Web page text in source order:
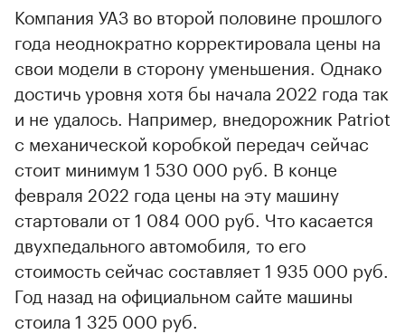
Компания УАЗ во второй половине прошлого
года неоднократно корректировала цены на
свои модели в сторону уменьшения. Однако
достичь уровня хотя бы начала 2022 года так
и не удалось. Например, внедорожник Patriot
с механической коробкой передач сейчас
стоит минимум 1 530 000 руб. В конце
февраля 2022 года цены на эту машину
стартовали от 1 084 000 руб. Что касается
двухпедального автомобиля, то его
стоимость сейчас составляет 1 935 000 руб.
Год назад на официальном сайте машины
стоила 1 325 000 руб.